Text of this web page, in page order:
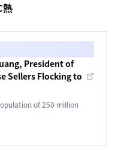
ォーラムを開催し、
っては米国流通網への
（注文75%がAI起
人材・ブランドのグロ
氏インタビュー